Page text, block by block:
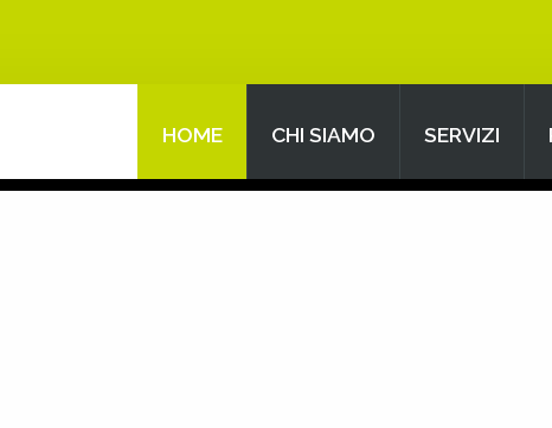
Searchour Site
HOME CHI SIAMO SERVIZI